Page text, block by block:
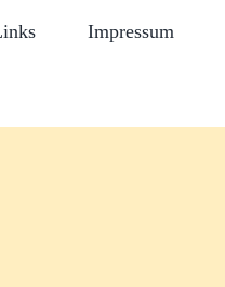
Impressum